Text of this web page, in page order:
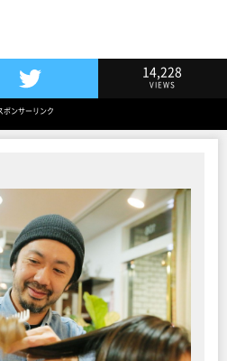
ツイート
14,228
VIEWS
ポンサーリンク